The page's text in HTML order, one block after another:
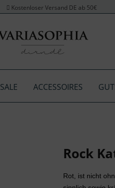
Kostenloser Versand DE ab 50€
SALE ACCESSOIRES
Rock
Rot, ist nicht